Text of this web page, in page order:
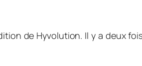
de Hyvolution. Il y a deux